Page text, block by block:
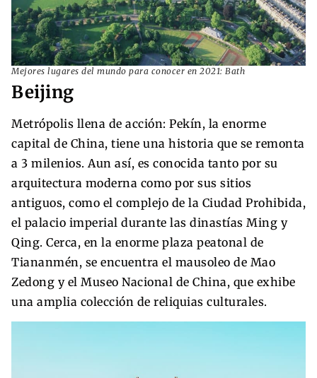
Mejores lugares del mundo para conocer en 2021: Bath
Beijing
Metrópolis llena de acción: Pekín, la enorme
capital de China, tiene una historia que se remonta
a 3 milenios. Aun así, es conocida tanto por su
arquitectura moderna como por sus sitios
antiguos, como el complejo de la Ciudad Prohibida,
el palacio imperial durante las dinastías Ming y
Qing. Cerca, en la enorme plaza peatonal de
Tiananmén, se encuentra el mausoleo de Mao
Zedong y el Museo Nacional de China, que exhibe
una amplia colección de reliquias culturales.